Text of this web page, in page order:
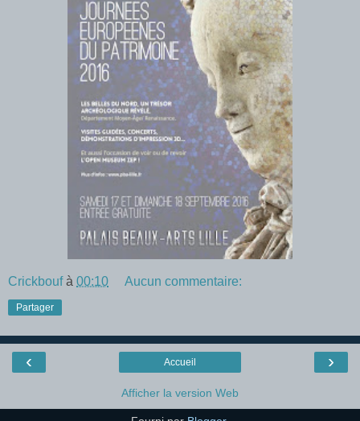
Crickbouf à 00:10 Aucun commentaire:
Partager
‹ ›
Accueil
Afficher la version Web